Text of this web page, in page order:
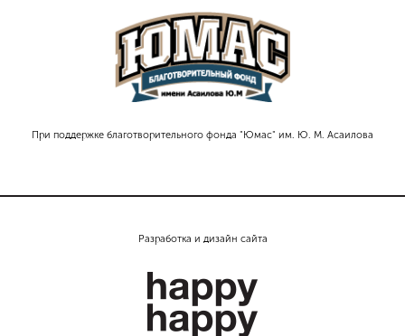
При поддержке благотворительного фонда "Юмас" им. Ю. М. Асаилова
Разработка и дизайн сайта